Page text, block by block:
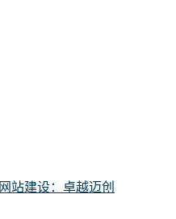
网站建设：卓越迈创